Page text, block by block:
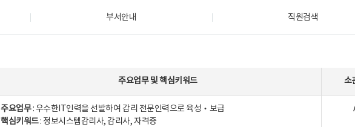
부서안내 직원검색
주요업무및핵심키워드 소
주요업무: 우수한IT인력을 선발하여 감리 전문인력으로 육성‧보급
핵심키워드: 정보시스템감리사, 감리사, 자격증